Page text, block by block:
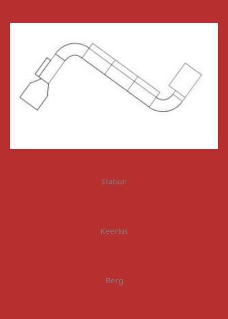
Station
Keerlus
Berg